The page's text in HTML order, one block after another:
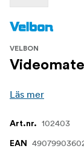
VELBON
Läs mer
Art.nr. 102403
EAN